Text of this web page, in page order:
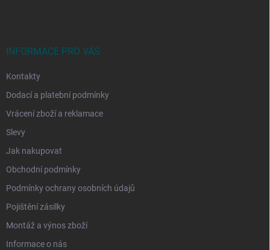
INFORMACE PRO VÁS
Kontakty
Dodací a platební podmínky
Vrácení zboží a reklamace
Slevy
Jak nakupovat
Obchodní podmínky
Podmínky ochrany osobních údajů
Pojištění zásilky
Montáž a výnos zboží
Informace o nás